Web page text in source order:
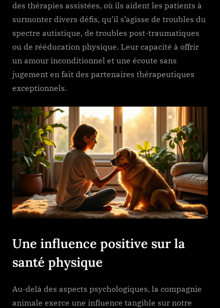
des thérapies assistées, où ils aident les patients à
surmonter divers défis, qu’il s’agisse de troubles du
spectre autistique, de troubles post-traumatiques
ou de rééducation physique. Leur capacité à offrir
un amour inconditionnel et une écoute sans
jugement en fait des partenaires thérapeutiques
exceptionnels.
Une influence positive sur la
santé physique
Au-delà des aspects psychologiques, la compagnie
animale exerce une influence tangible sur notre